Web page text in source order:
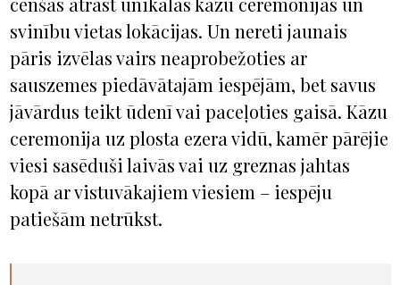
svinību vietas lokācijas. Un nereti jaunais
pāris izvēlas vairs neaprobežoties ar
sauszemes piedāvātajām iespējām, bet savus
jāvārdus teikt ūdenī vai paceļoties gaisā. Kāzu
ceremonija uz plosta ezera vidū, kamēr pārējie
viesi sasēduši laivās vai uz greznas jahtas
kopā ar vistuvākajiem viesiem – iespēju
patiešām netrūkst.